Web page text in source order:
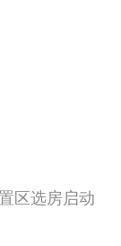
区选房启动